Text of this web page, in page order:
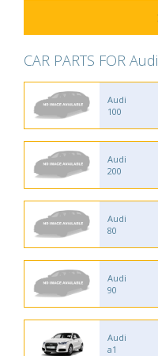
CAR PARTS FOR Audi
Audi
100
Audi
200
Audi
80
Audi
90
Audi
a1